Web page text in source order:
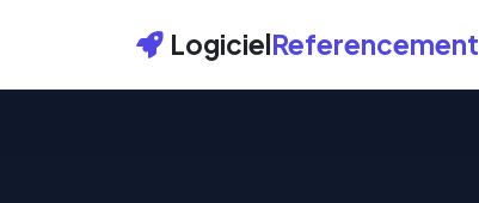
LogicielReferencement